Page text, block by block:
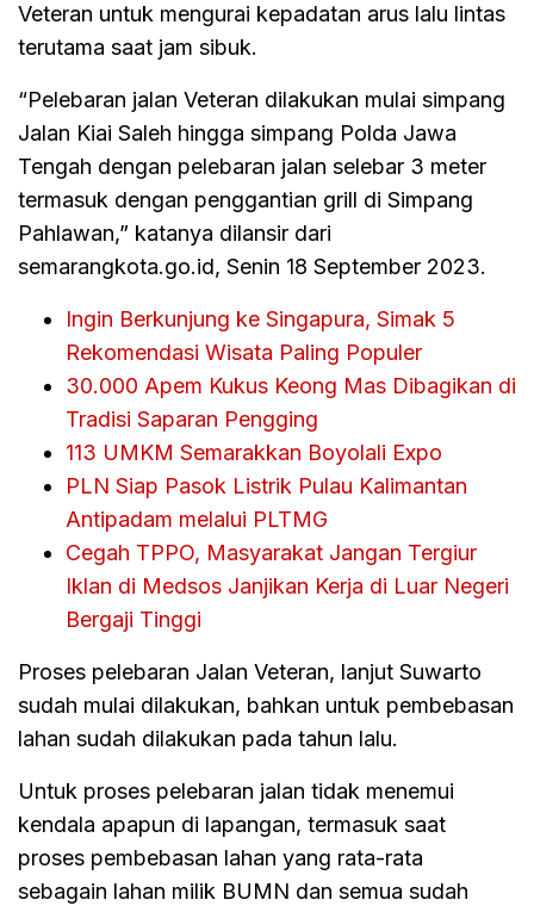
Veteran untuk mengurai kepadatan arus lalu lintas
terutama saat jam sibuk.
“Pelebaran jalan Veteran dilakukan mulai simpang
Jalan Kiai Saleh hingga simpang Polda Jawa
Tengah dengan pelebaran jalan selebar 3 meter
termasuk dengan penggantian grill di Simpang
Pahlawan,” katanya dilansir dari
semarangkota.go.id, Senin 18 September 2023.
Ingin Berkunjung ke Singapura, Simak 5
Rekomendasi Wisata Paling Populer
30.000 Apem Kukus Keong Mas Dibagikan di
Tradisi Saparan Pengging
113 UMKM Semarakkan Boyolali Expo
PLN Siap Pasok Listrik Pulau Kalimantan
Antipadam melalui PLTMG
Cegah TPPO, Masyarakat Jangan Tergiur
Iklan di Medsos Janjikan Kerja di Luar Negeri
Bergaji Tinggi
Proses pelebaran Jalan Veteran, lanjut Suwarto
sudah mulai dilakukan, bahkan untuk pembebasan
lahan sudah dilakukan pada tahun lalu.
Untuk proses pelebaran jalan tidak menemui
kendala apapun di lapangan, termasuk saat
proses pembebasan lahan yang rata-rata
sebagain lahan milik BUMN dan semua sudah